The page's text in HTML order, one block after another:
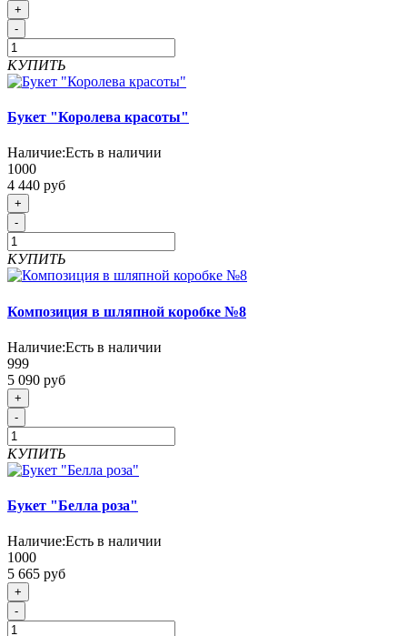
+
-
КУПИТЬ
Букет "Королева красоты"
Наличие:Есть в наличии
1000
4 440 руб
+
-
КУПИТЬ
Композиция в шляпной коробке №8
Наличие:Есть в наличии
999
5 090 руб
+
-
КУПИТЬ
Букет "Белла роза"
Наличие:Есть в наличии
1000
5 665 руб
+
-